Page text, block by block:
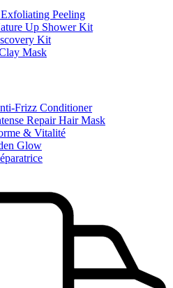
Peeling
Up Shower Kit
Kit
Mask
Frizz Conditioner
Repair Hair Mask
& Vitalité
Glow